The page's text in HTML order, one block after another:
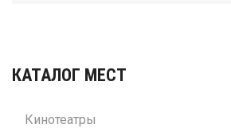
КАТАЛОГ МЕСТ
Кинотеатры